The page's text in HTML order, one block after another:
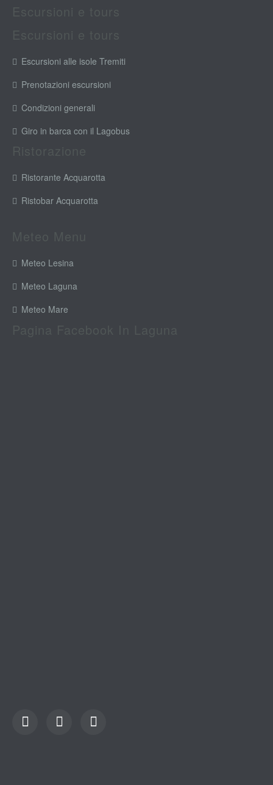
Escursioni alle isole Tremiti
Prenotazioni escursioni
Condizioni generali
Giro in barca con il Lagobus
Ristorante Acquarotta
Ristobar Acquarotta
Meteo Lesina
Meteo Laguna
Meteo Mare